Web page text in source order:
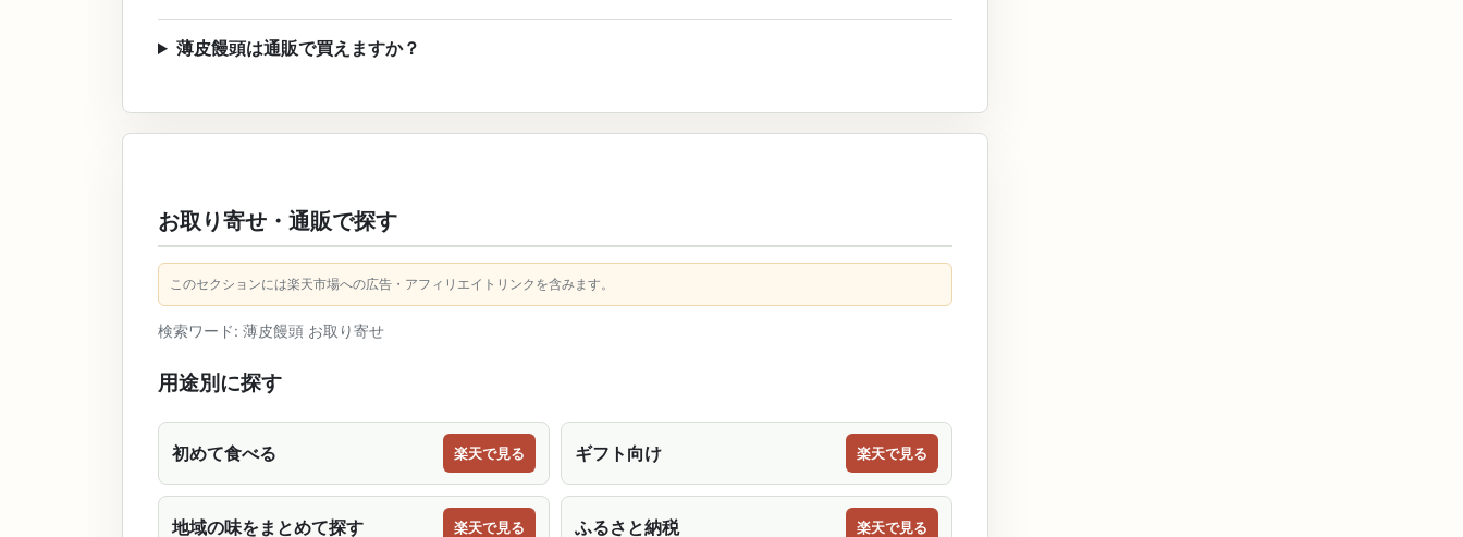
薄皮饅頭は通販で買えますか？
お取り寄せ・通販で探す
このセクションには楽天市場への広告・アフィリエイトリンクを含みます。
検索ワード: 薄皮饅頭 お取り寄せ
用途別に探す
初めて食べる 楽天で見る ギフト向け 楽天で見る
地域の味をまとめて探す 楽天で見る ふるさと納税 楽天で見る